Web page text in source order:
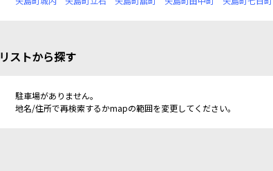
リストから探す
駐車場がありません。
地名/住所で再検索するかmapの範囲を変更してください。